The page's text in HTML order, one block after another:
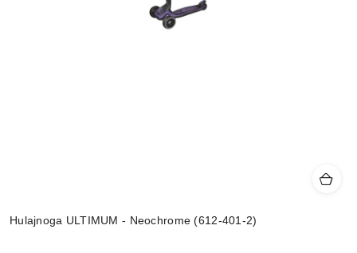
Hulajnoga ULTIMUM - Neochrome (612-401-2)